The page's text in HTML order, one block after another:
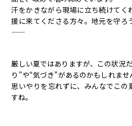
汗をかきながら現場に立ち続けてく
援に来てくださる方々。地元を守ろ
——
厳しい夏ではありますが、この状況
り”や“気づき”があるのかもしれま
思いやりを忘れずに、みんなでこの
すね。